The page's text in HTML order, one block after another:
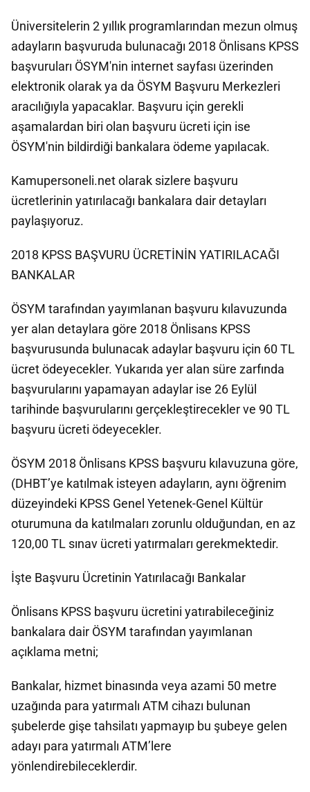
Üniversitelerin 2 yıllık programlarından mezun olmuş
adayların başvuruda bulunacağı 2018 Önlisans KPSS
başvuruları ÖSYM'nin internet sayfası üzerinden
elektronik olarak ya da ÖSYM Başvuru Merkezleri
aracılığıyla yapacaklar. Başvuru için gerekli
aşamalardan biri olan başvuru ücreti için ise
ÖSYM'nin bildirdiği bankalara ödeme yapılacak.
Kamupersoneli.net olarak sizlere başvuru
ücretlerinin yatırılacağı bankalara dair detayları
paylaşıyoruz.
2018 KPSS BAŞVURU ÜCRETİNİN YATIRILACAĞI
BANKALAR
ÖSYM tarafından yayımlanan başvuru kılavuzunda
yer alan detaylara göre 2018 Önlisans KPSS
başvurusunda bulunacak adaylar başvuru için 60 TL
ücret ödeyecekler. Yukarıda yer alan süre zarfında
başvurularını yapamayan adaylar ise 26 Eylül
tarihinde başvurularını gerçekleştirecekler ve 90 TL
başvuru ücreti ödeyecekler.
ÖSYM 2018 Önlisans KPSS başvuru kılavuzuna göre,
(DHBT’ye katılmak isteyen adayların, aynı öğrenim
düzeyindeki KPSS Genel Yetenek-Genel Kültür
oturumuna da katılmaları zorunlu olduğundan, en az
120,00 TL sınav ücreti yatırmaları gerekmektedir.
İşte Başvuru Ücretinin Yatırılacağı Bankalar
Önlisans KPSS başvuru ücretini yatırabileceğiniz
bankalara dair ÖSYM tarafından yayımlanan
açıklama metni;
Bankalar, hizmet binasında veya azami 50 metre
uzağında para yatırmalı ATM cihazı bulunan
şubelerde gişe tahsilatı yapmayıp bu şubeye gelen
adayı para yatırmalı ATM’lere
yönlendirebileceklerdir.